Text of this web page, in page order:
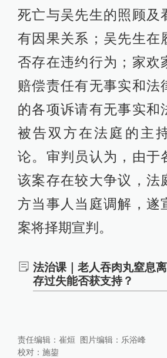
死亡与吴先生的照顾及
有因果关系；吴先生在
否存在违约行为；家欢
赔偿责任有无事实和法
的各项诉请有无事实和
被告双方在法庭的主
论。审判员认为，由于
该案存在较大争议，法
方当事人当庭调解，遂
案将择期宣判。
法治课｜老人吞肉丸窒息
存过失能否获支持？
责任编辑： 崔烜 图片编辑： 乐浴峰
校对： 施鋆